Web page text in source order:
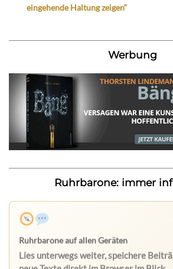
eingehende Haltung zeigen“
Werbung
Ruhrbarone: immer
Die Ruhrbarone-App bringt den Blog